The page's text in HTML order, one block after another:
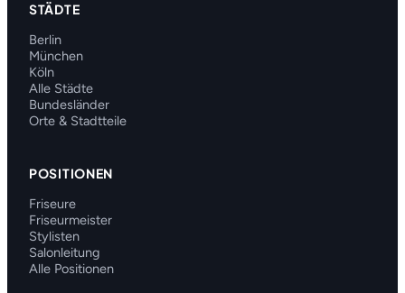
STÄDTE
Berlin
München
Köln
Alle Städte
Bundesländer
Orte & Stadtteile
POSITIONEN
Friseure
Friseurmeister
Stylisten
Salonleitung
Alle Positionen